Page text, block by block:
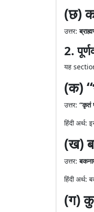
(छ)
उत्तर:
2.
यह
(क)
उत्तर: “कृतं
हिंदी अर्थ:
(ख)
उत्तर:
हिंदी अर्थ:
(ग)